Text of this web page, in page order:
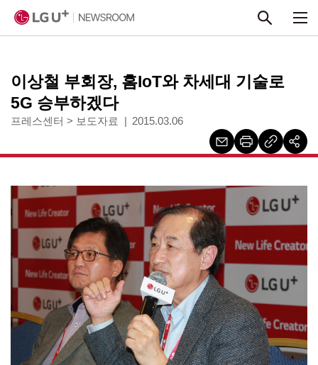
이상철 부회장, 홈IoT와 차세대 기술로
5G 승부하겠다
프레스센터 > 보도자료 2015.03.06